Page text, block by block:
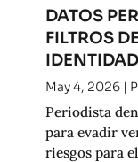
DATOS
FILTROS
IDENTIDAD
May 4, 2026|
Periodista
para evadir
riesgos para